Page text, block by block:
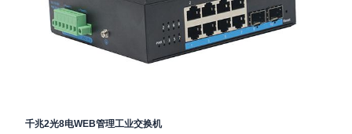
千兆2光8电WEB管理工业交换机